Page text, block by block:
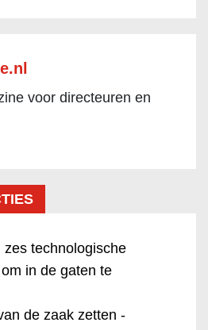
voor directeuren en
technologische
in de gaten te
de zaak zetten -